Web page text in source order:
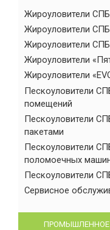
Жироуловители
Жироуловители
Жироуловители
Жироуловители
Жироуловители
Пескоуловители
помещений
Пескоуловители
пакетами
Пескоуловители
поломоечных
Пескоуловители
Сервисное
ПРОМЫШЛЕННОЕ